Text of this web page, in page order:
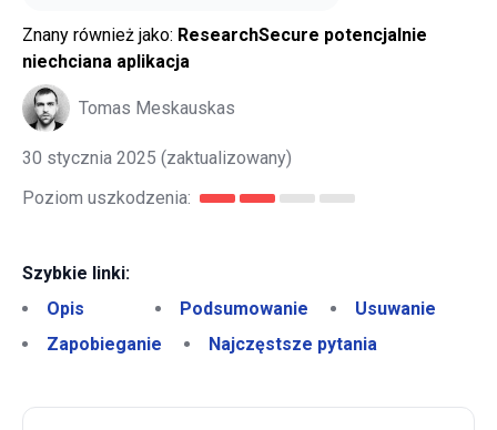
Znany również jako: ResearchSecure potencjalnie
niechciana aplikacja
Tomas Meskauskas
30 stycznia 2025 (zaktualizowany)
Poziom uszkodzenia:
Szybkie linki:
Opis
Podsumowanie
Usuwanie
Zapobieganie
Najczęstsze pytania